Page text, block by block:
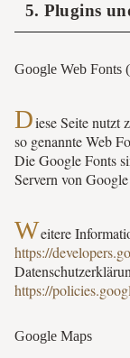
5. Plugins
Google Web Fonts
Diese Seite nutzt
so genannte Web
Die Google Fonts
Servern von
Weitere
https://
https://
Google Maps